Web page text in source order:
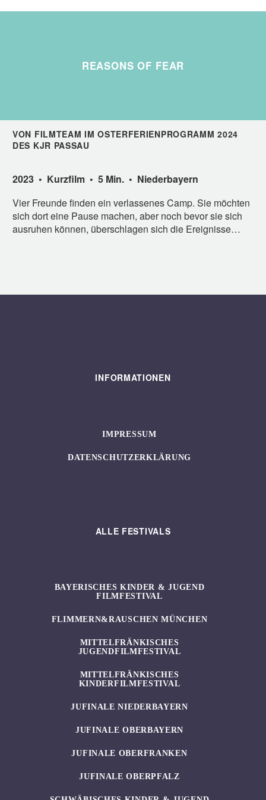
REASONS OF FEAR
VON FILMTEAM IM OSTERFERIENPROGRAMM 2024
DES KJR PASSAU
2023 • Kurzfilm • 5 Min. • Niederbayern
Vier Freunde finden ein verlassenes Camp. Sie möchten
sich dort eine Pause machen, aber noch bevor sie sich
ausruhen können, überschlagen sich die Ereignisse…
INFORMATIONEN
IMPRESSUM
DATENSCHUTZERKLÄRUNG
ALLE FESTIVALS
BAYERISCHES KINDER & JUGEND
FILMFESTIVAL
FLIMMERN&RAUSCHEN MÜNCHEN
MITTELFRÄNKISCHES
JUGENDFILMFESTIVAL
MITTELFRÄNKISCHES
KINDERFILMFESTIVAL
JUFINALE NIEDERBAYERN
JUFINALE OBERBAYERN
JUFINALE OBERFRANKEN
JUFINALE OBERPFALZ